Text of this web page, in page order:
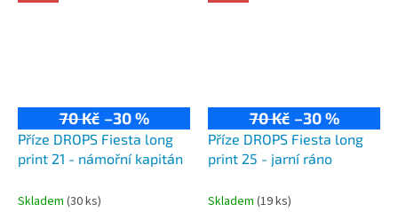
70 Kč –30 %
Příze DROPS Fiesta long
print 21 - námořní kapitán
Skladem (30 ks)
70 Kč –30 %
Příze DROPS Fiesta long
print 25 - jarní ráno
Skladem (19 ks)